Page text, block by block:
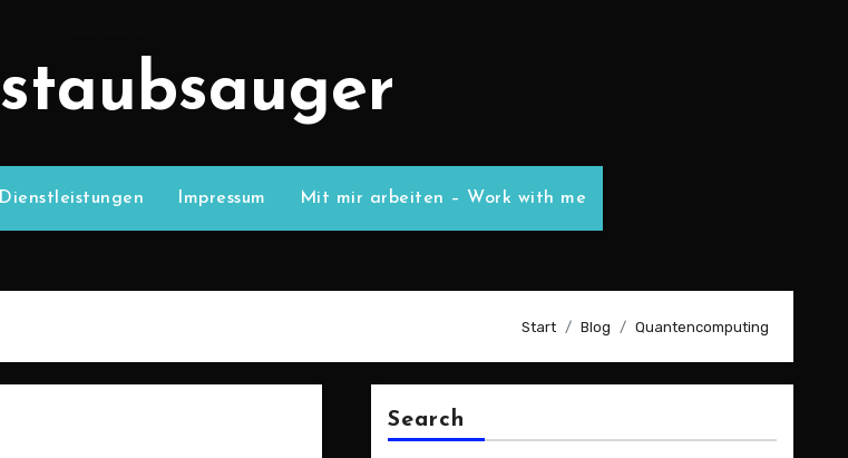
Dienstleistungen Impressum Mit mir arbeiten – Work with me
Start Blog Quantencomputing
Search